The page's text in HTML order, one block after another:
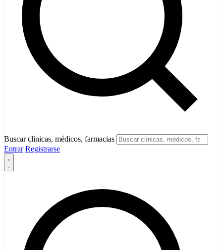
Buscar clínicas, médicos, farmacias
Entrar Registrarse